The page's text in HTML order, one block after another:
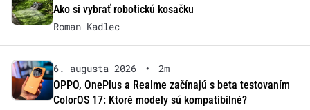
Ako si vybrať robotickú kosačku
Roman Kadlec
6. augusta 2026 •
2m
OPPO, OnePlus a Realme začínajú s beta testovaním
ColorOS 17: Ktoré modely sú kompatibilné?